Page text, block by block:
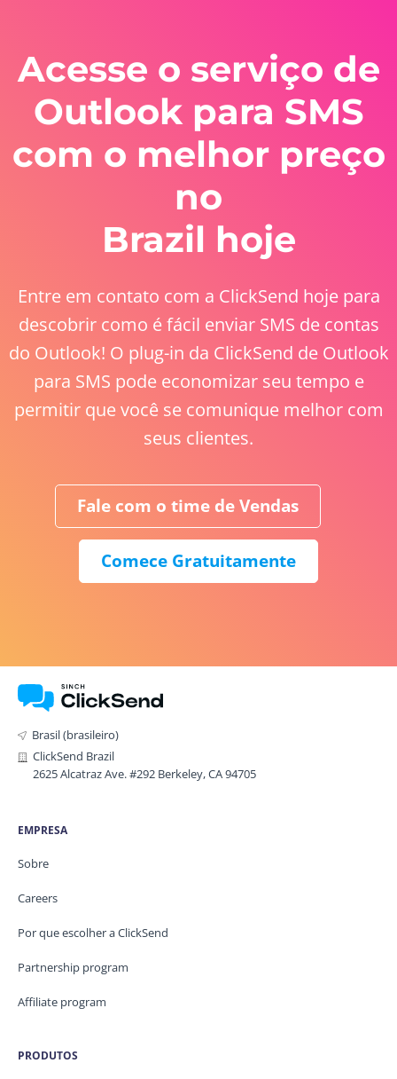
Acesse o serviço de
Outlook para SMS
com o melhor preço
no
Brazil hoje
Entre em contato com a ClickSend hoje para
descobrir como é fácil enviar SMS de contas
do Outlook! O plug-in da ClickSend de Outlook
para SMS pode economizar seu tempo e
permitir que você se comunique melhor com
seus clientes.
Fale com o time de Vendas
Comece Gratuitamente
Brasil (brasileiro)
ClickSend Brazil
2625 Alcatraz Ave. #292 Berkeley, CA 94705
EMPRESA
Sobre
Careers
Por que escolher a ClickSend
Partnership program
Affiliate program
PRODUTOS